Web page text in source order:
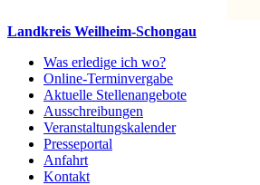
Landkreis Weilheim-Schongau
Was erledige ich wo?
Online-Terminvergabe
Aktuelle Stellenangebote
Ausschreibungen
Veranstaltungskalender
Presseportal
Anfahrt
Kontakt